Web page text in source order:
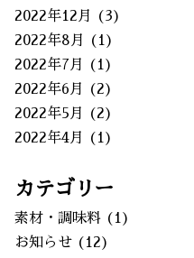
2022年12月
(3)
2022年8月
(1)
2022年7月
(1)
2022年6月
(2)
2022年5月
(2)
2022年4月
(1)
カテゴリー
素材・調味料(1)
お知らせ(12)